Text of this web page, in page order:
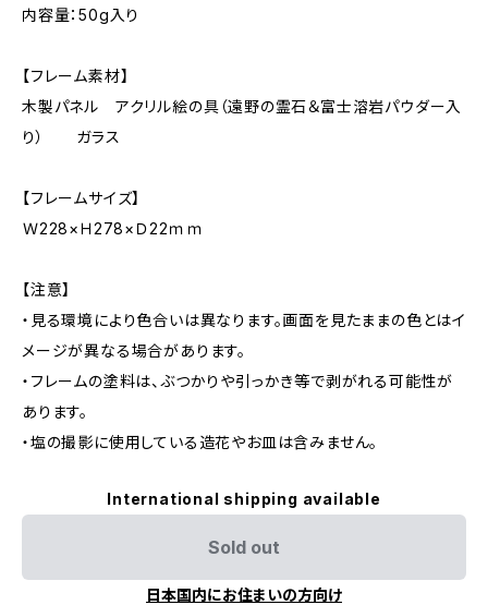
内容量：50g入り
【フレーム素材】
木製パネル アクリル絵の具（遠野の霊石＆富士溶岩パウダー入
り） ガラス
【フレームサイズ】
Ｗ228×Ｈ278×Ｄ22ｍｍ
【注意】
・見る環境により色合いは異なります。画面を見たままの色とはイ
メージが異なる場合があります。
・フレームの塗料は、ぶつかりや引っかき等で剥がれる可能性が
あります。
・塩の撮影に使用している造花やお皿は含みません。
International shipping available
Sold out
日本国内にお住まいの方向け